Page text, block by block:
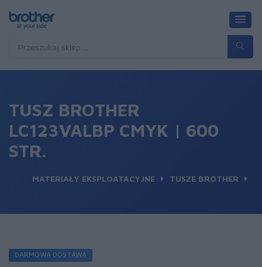
TUSZ BROTHER
LC123VALBP CMYK | 600
STR.
MATERIAŁY EKSPLOATACYJNE TUSZE BROTHER
DARMOWA DOSTAWA